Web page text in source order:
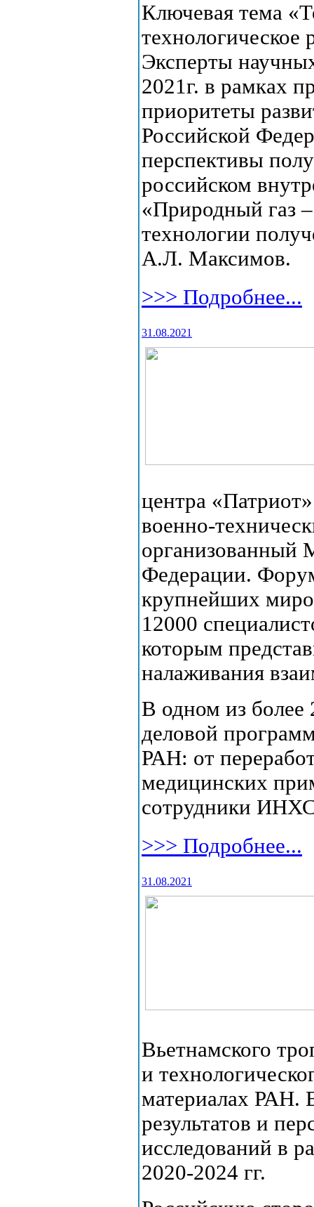
Ключевая тема
технологическое
Эксперты
2021г. в рамках
приоритеты
Российской
перспективы
российском
«Природный газ –
технологии
А.Л. Максимов.
>>> Подробнее...
31.08.2021
центра
военно-
организованный
Федерации.
крупнейших
12000
которым
налаживания
В одном из более
деловой
РАН: от
медицинских
сотрудники
>>> Подробнее...
31.08.2021
Вьетнамского
и
материалах РАН.
результатов и
исследований в
2020-2024 гг.